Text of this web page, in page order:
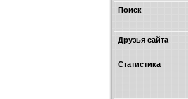
Поиск
Друзья сайта
Статистика